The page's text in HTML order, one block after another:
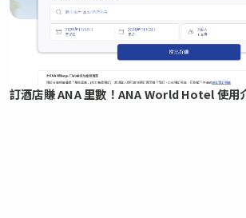
訂酒店賺 ANA 里數！ANA World Hotel 使用